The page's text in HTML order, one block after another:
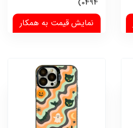
نمایش قیمت به همکار